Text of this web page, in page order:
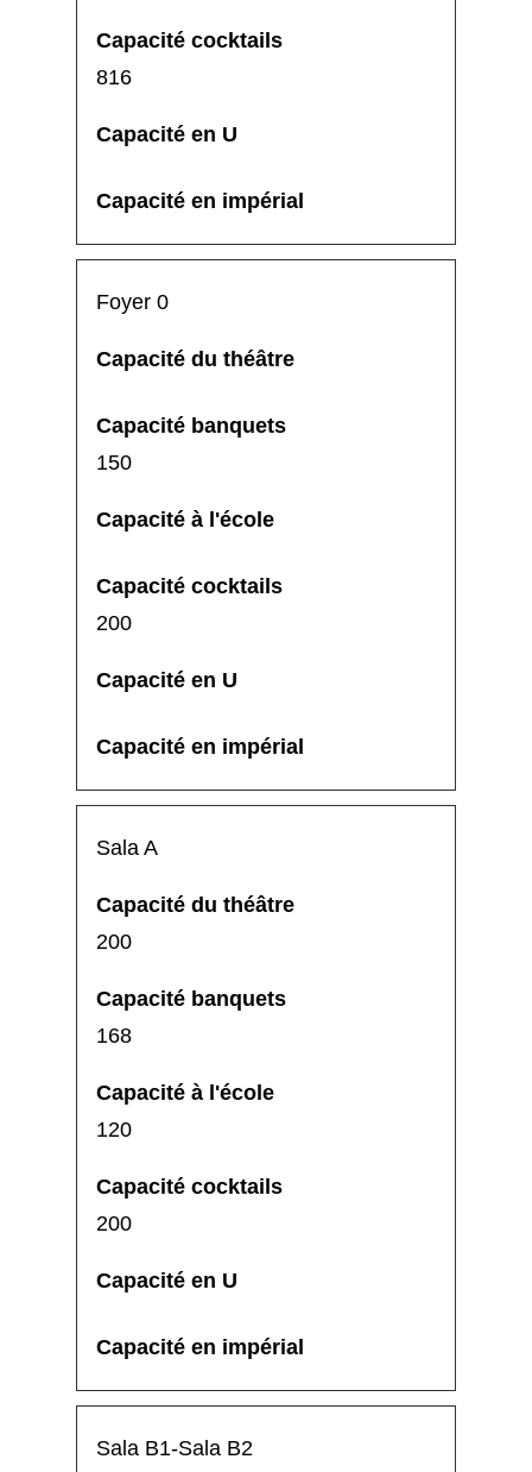
816
Foyer 0
150
200
Sala A
200
168
120
200
Sala B1-Sala B2